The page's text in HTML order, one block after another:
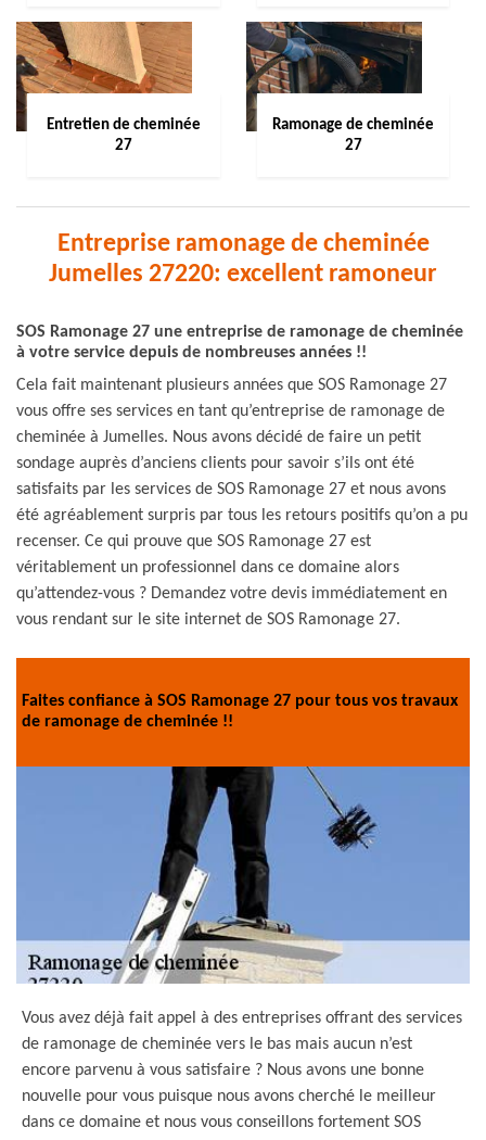
Entretien de cheminée
27
Ramonage de cheminée
27
Entreprise ramonage de cheminée
Jumelles 27220: excellent ramoneur
SOS Ramonage 27 une entreprise de ramonage de cheminée
à votre service depuis de nombreuses années !!
Cela fait maintenant plusieurs années que SOS Ramonage 27
vous offre ses services en tant qu’entreprise de ramonage de
cheminée à Jumelles. Nous avons décidé de faire un petit
sondage auprès d’anciens clients pour savoir s’ils ont été
satisfaits par les services de SOS Ramonage 27 et nous avons
été agréablement surpris par tous les retours positifs qu’on a pu
recenser. Ce qui prouve que SOS Ramonage 27 est
véritablement un professionnel dans ce domaine alors
qu’attendez-vous ? Demandez votre devis immédiatement en
vous rendant sur le site internet de SOS Ramonage 27.
Faites confiance à SOS Ramonage 27 pour tous vos travaux
de ramonage de cheminée !!
Vous avez déjà fait appel à des entreprises offrant des services
de ramonage de cheminée vers le bas mais aucun n’est
encore parvenu à vous satisfaire ? Nous avons une bonne
nouvelle pour vous puisque nous avons cherché le meilleur
dans ce domaine et nous vous conseillons fortement SOS